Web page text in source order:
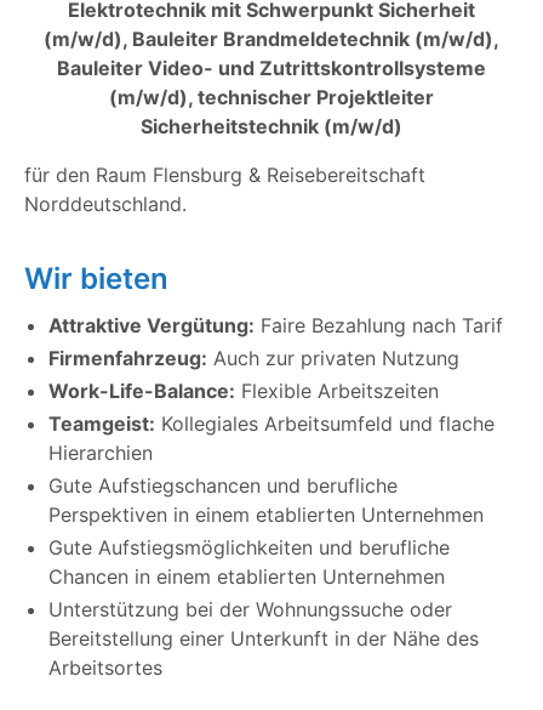
Elektrotechnik mit Schwerpunkt Sicherheit
(m/w/d), Bauleiter Brandmeldetechnik (m/w/d),
Bauleiter Video- und Zutrittskontrollsysteme
(m/w/d), technischer Projektleiter
Sicherheitstechnik (m/w/d)
für den Raum Flensburg & Reisebereitschaft
Norddeutschland.
Wir bieten
Attraktive Vergütung: Faire Bezahlung nach Tarif
Firmenfahrzeug: Auch zur privaten Nutzung
Work-Life-Balance: Flexible Arbeitszeiten
Teamgeist: Kollegiales Arbeitsumfeld und flache
Hierarchien
Gute Aufstiegschancen und berufliche
Perspektiven in einem etablierten Unternehmen
Gute Aufstiegsmöglichkeiten und berufliche
Chancen in einem etablierten Unternehmen
Unterstützung bei der Wohnungssuche oder
Bereitstellung einer Unterkunft in der Nähe des
Arbeitsortes